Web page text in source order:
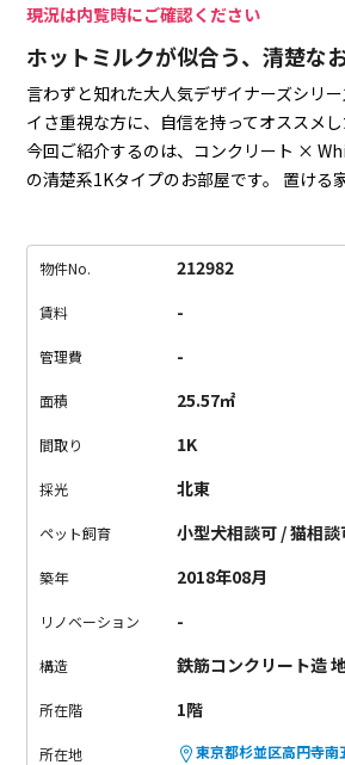
現況は内覧時にご確認ください
ホットミルクが似合う、清楚なお
言わずと知れた大人気デザイナーズシリー
イさ重視な方に、自信を持ってオススメし
今回ご紹介するのは、コンクリート ×
の清楚系1Kタイプのお部屋です。
置ける
めのテーブル、テレビ台ぐらいかな？と
で、生活はしやすいと思います！
み過ぎてしまう日もあるかもしれませんが
なこのお部屋なら、眠る前も、朝起きてか
めのホットミルク。 真っ白なお部屋には
似合う。
物件No. 212982
賃料 -
管理費 -
面積 25.57㎡
間取り 1K
採光 北東
ペット飼育 小型犬相談可 / 猫相談
築年 2018年08月
リノベーション -
構造 鉄筋コンクリート造
所在階 1階
所在地 東京都杉並区高円寺